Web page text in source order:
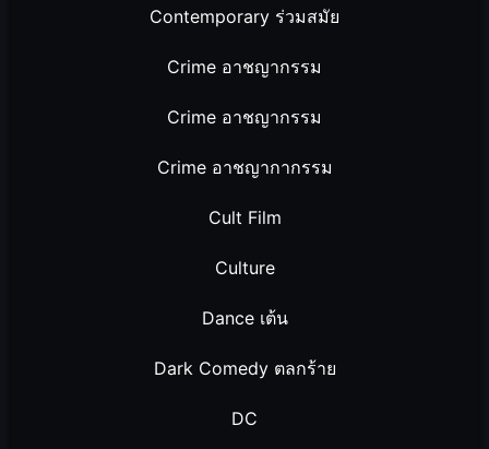
Contemporary ร่วมสมัย
Crime อาชญากรรม
Crime อาชญากรรม
Crime อาชญากากรรม
Cult Film
Culture
Dance เต้น
Dark Comedy ตลกร้าย
DC